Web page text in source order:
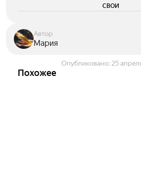
свои
Автор
Мария
Опубликовано: 25
Похожее